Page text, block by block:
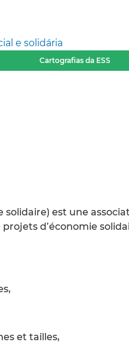
e solidária
Cartografias da ESS
solidaire) est une
d’économie
et tailles,